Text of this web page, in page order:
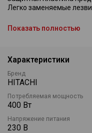
Легко заменяемые
Комплект поставки:
CE16SALA, набор ножей,
Показать полностью
Характеристики
Бренд
HITACHI
Потребляемая мощность
400 Вт
Напряжение питания
230 В